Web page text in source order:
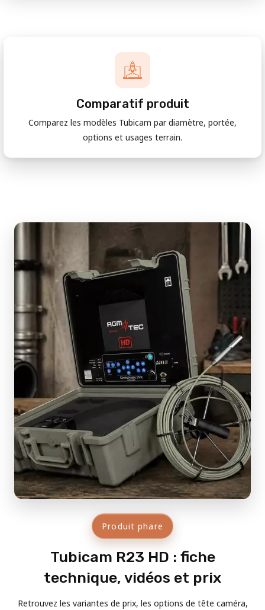
Comparatif produit
Comparez les modèles Tubicam par diamètre, portée,
options et usages terrain.
Produit phare
Tubicam R23 HD : fiche
technique, vidéos et prix
Retrouvez les variantes de prix, les options de tête caméra,